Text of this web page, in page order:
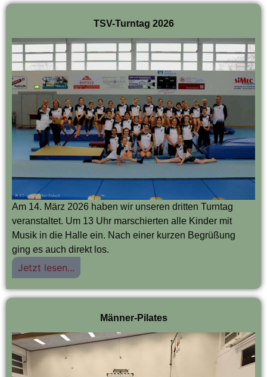
TSV-Turntag 2026
Am 14. März 2026 haben wir unseren dritten Turntag
veranstaltet. Um 13 Uhr marschierten alle Kinder mit
Musik in die Halle ein. Nach einer kurzen Begrüßung
ging es auch direkt los.
Jetzt lesen...
Männer-Pilates